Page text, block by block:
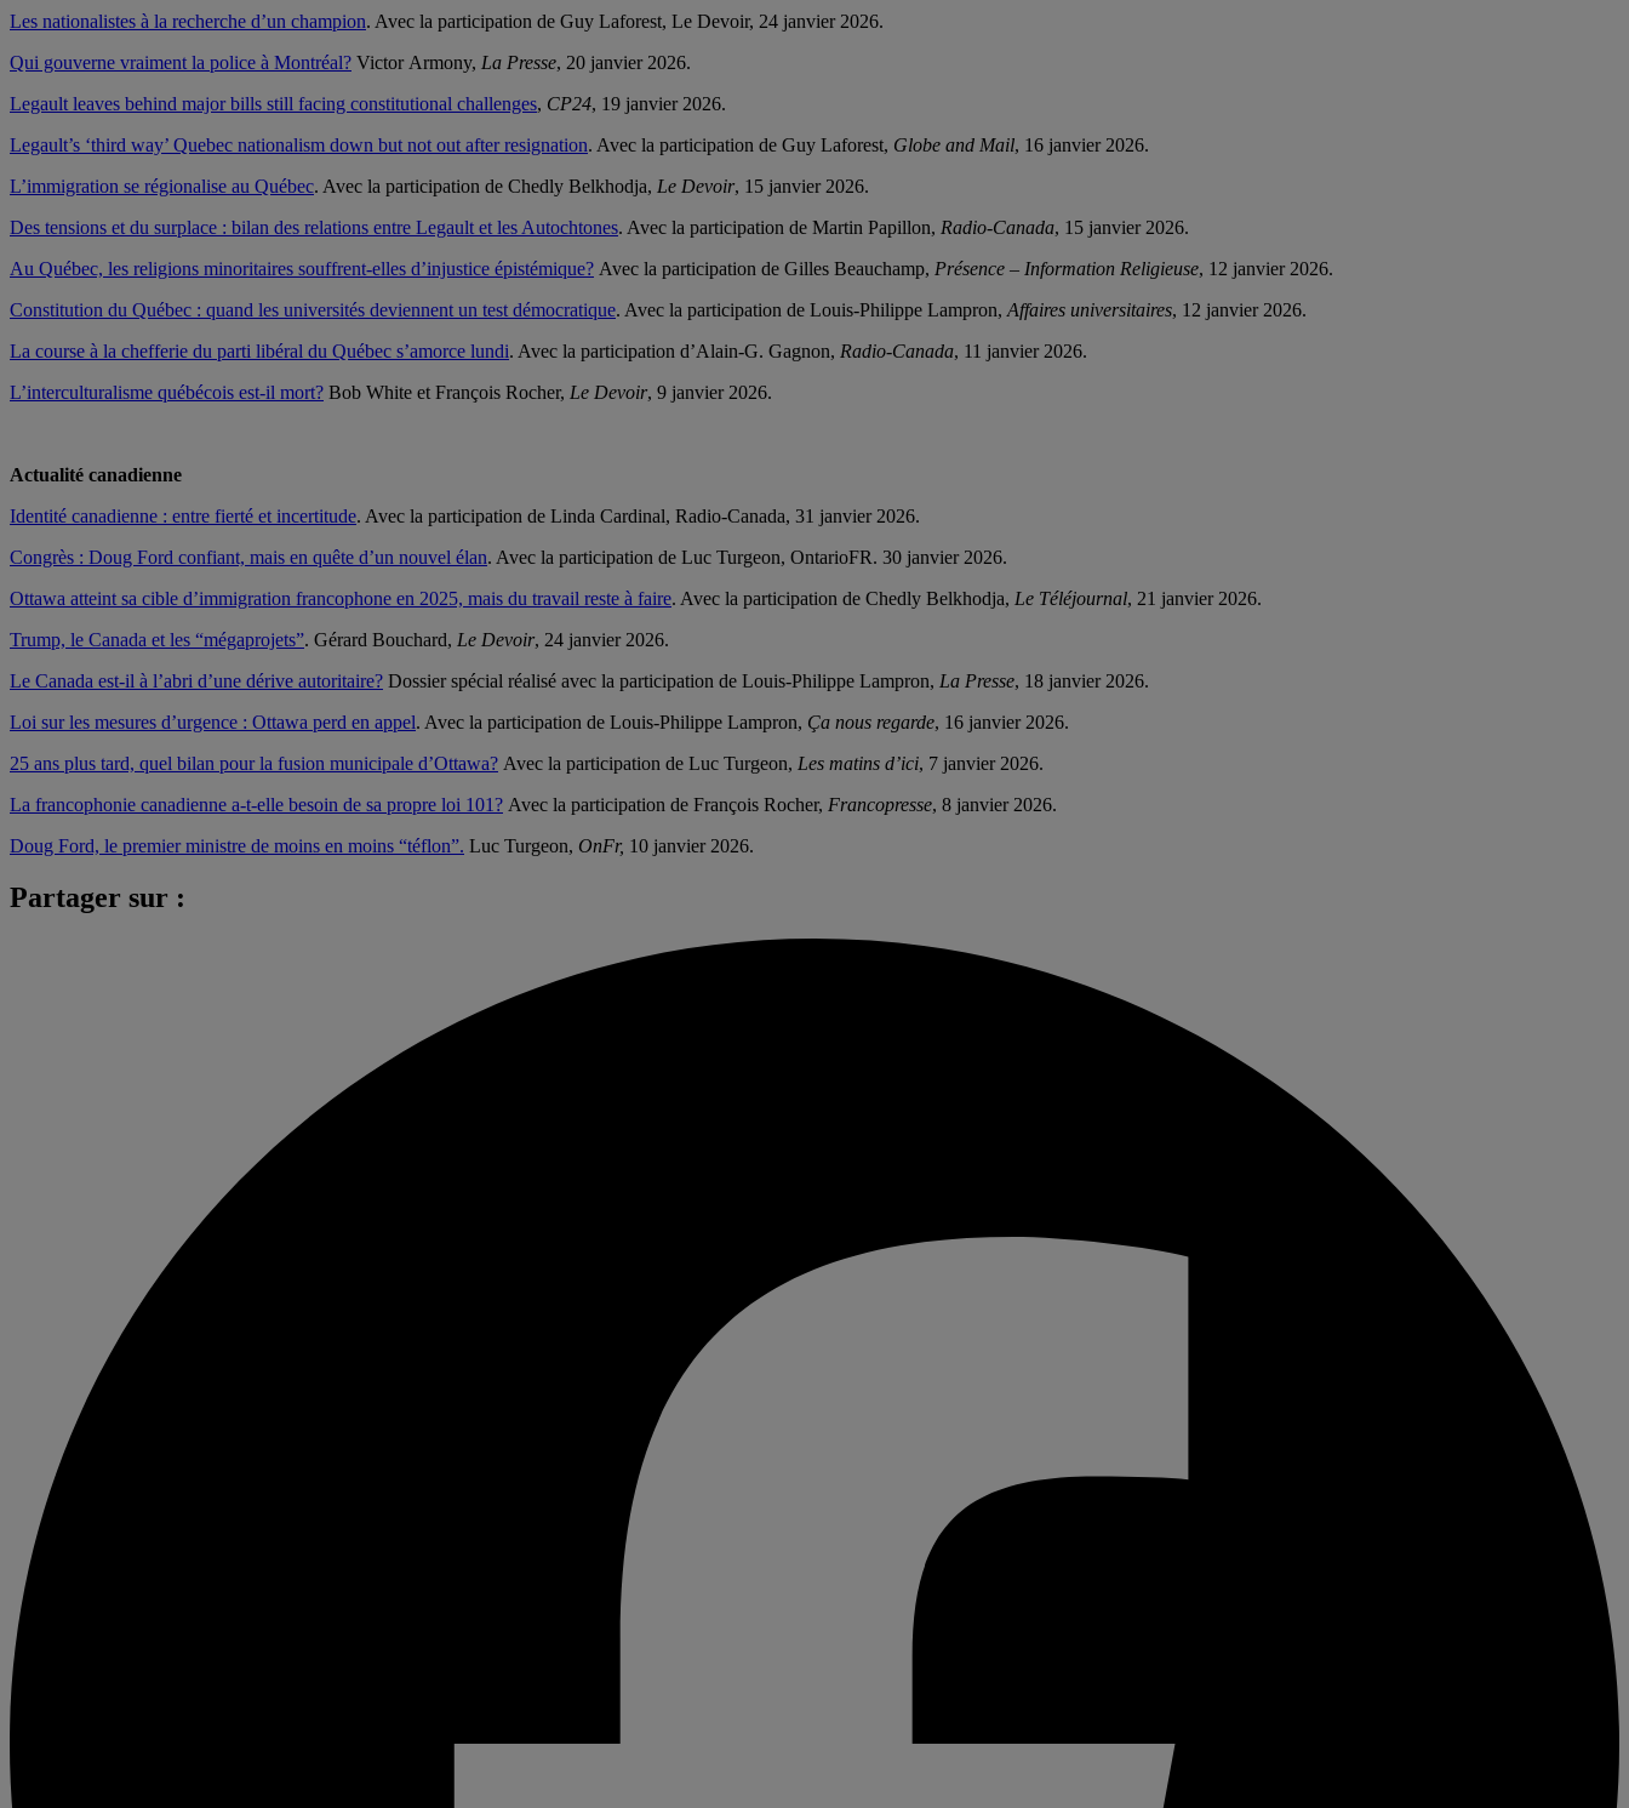
Les nationalistes à la recherche d’un champion. Avec la participation de Guy Laforest, Le Devoir, 24 janvier 2026.
Qui gouverne vraiment la police à Montréal? Victor Armony, La Presse, 20 janvier 2026.
Legault leaves behind major bills still facing constitutional challenges, CP24, 19 janvier 2026.
Legault’s ‘third way’ Quebec nationalism down but not out after resignation. Avec la participation de Guy Laforest, Globe and Mail, 16 janvier 2026.
L’immigration se régionalise au Québec. Avec la participation de Chedly Belkhodja, Le Devoir, 15 janvier 2026.
Des tensions et du surplace : bilan des relations entre Legault et les Autochtones. Avec la participation de Martin Papillon, Radio-Canada, 15 janvier 2026.
Au Québec, les religions minoritaires souffrent-elles d’injustice épistémique? Avec la participation de Gilles Beauchamp, Présence – Information Religieuse, 12 janvier 2026.
Constitution du Québec : quand les universités deviennent un test démocratique. Avec la participation de Louis-Philippe Lampron, Affaires universitaires, 12 janvier 2026.
La course à la chefferie du parti libéral du Québec s’amorce lundi. Avec la participation d’Alain-G. Gagnon, Radio-Canada, 11 janvier 2026.
L’interculturalisme québécois est-il mort? Bob White et François Rocher, Le Devoir, 9 janvier 2026.
Actualité canadienne
Identité canadienne : entre fierté et incertitude. Avec la participation de Linda Cardinal, Radio-Canada, 31 janvier 2026.
Congrès : Doug Ford confiant, mais en quête d’un nouvel élan. Avec la participation de Luc Turgeon, OntarioFR. 30 janvier 2026.
Ottawa atteint sa cible d’immigration francophone en 2025, mais du travail reste à faire. Avec la participation de Chedly Belkhodja, Le Téléjournal, 21 janvier 2026.
Trump, le Canada et les “mégaprojets”. Gérard Bouchard, Le Devoir, 24 janvier 2026.
Le Canada est-il à l’abri d’une dérive autoritaire? Dossier spécial réalisé avec la participation de Louis-Philippe Lampron, La Presse, 18 janvier 2026.
Loi sur les mesures d’urgence : Ottawa perd en appel. Avec la participation de Louis-Philippe Lampron, Ça nous regarde, 16 janvier 2026.
25 ans plus tard, quel bilan pour la fusion municipale d’Ottawa? Avec la participation de Luc Turgeon, Les matins d’ici, 7 janvier 2026.
La francophonie canadienne a-t-elle besoin de sa propre loi 101? Avec la participation de François Rocher, Francopresse, 8 janvier 2026.
Doug Ford, le premier ministre de moins en moins “téflon”. Luc Turgeon, OnFr, 10 janvier 2026.
Partager sur :